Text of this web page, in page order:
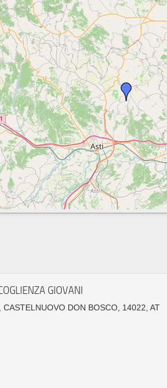
GIOVANI
DON BOSCO, 14022, AT